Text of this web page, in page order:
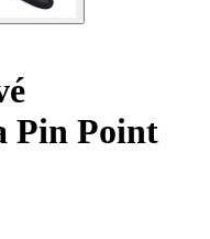
Pin Point